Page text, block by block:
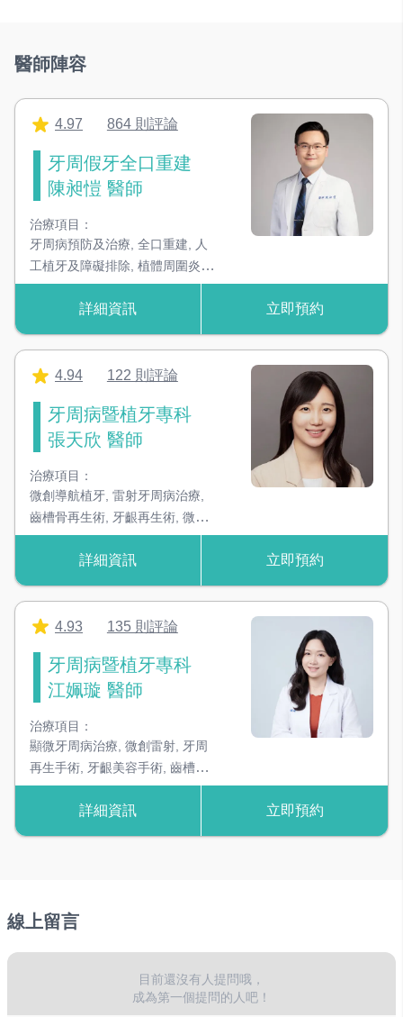
高溫高壓蒸氣滅菌鍋，確保器械安全性
去除器械上細微死角的髒污
器械無菌管袋封口機
超音波洗牙機
利用超音波震盪原理，可去除大部份結石
3D 電腦斷層掃描
可呈現骨頭3D影像，提升手術成功率！
基礎X光影像，是判斷蛀牙、牙周病重要依據
可以看到細節部位，達到更好的治療成效
水雷射
深層牙結石清除，並刺激增生健康的牙周組織
數位口內掃描儀
快速掃苗牙齒型態，不需忍受印模不舒適感
或疑問都可以在此反應或致電給我們
整，建議您可以依照導航或現場指標前往會比較準確唷。以下
也提供完整衛教項目介紹給您參考唷！
醫師陣容
4.97 864 則評論
牙周假牙全口重建
陳昶愷 醫師
治療項目：
牙周病預防及治療 全口重建
人
工植牙及障礙排除 植體周圍炎,
All-on-4全口固定假牙,微創雷射,
軟硬組織再生
詳細資訊 立即預約
4.94 122 則評論
牙周病暨植牙專科
張天欣 醫師
治療項目：
微創導航植牙 雷射牙周病治療
齒槽骨再生術 牙齦再生術 微創
牙周病治療
詳細資訊 立即預約
4.93 135 則評論
牙周病暨植牙專科
江姵璇 醫師
治療項目：
顯微牙周病治療, 微創雷射, 牙周
再生手術, 牙齦美容手術, 齒槽骨
保存術,鼻竇增高術,軟硬組織再
微創人工植牙,即拔即種
詳細資訊 立即預約
線上留言
目前還沒有人提問哦，
成為第一個提問的人吧！